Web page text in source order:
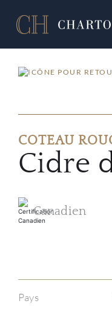
COTEAU
Cidre
Canadien
Pays